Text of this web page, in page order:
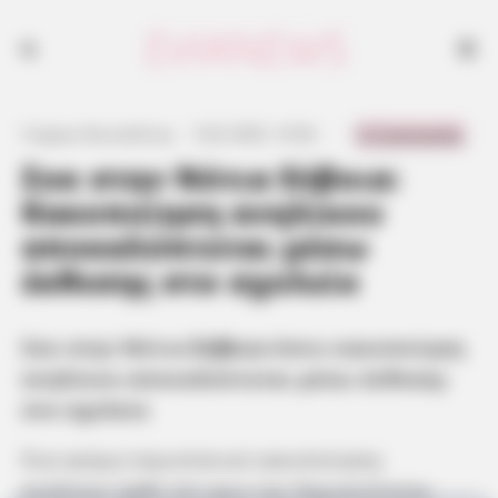
Σοκ στην Νότια Εύβοια:
Κακοποίηση ανηλίκου
αποκαλύπτεται μέσω
έκθεσης στο σχολείο
Εύβοια
όπου κακοποίηση
ανηλίκου ήρθε στο φως της δημοσιότητας